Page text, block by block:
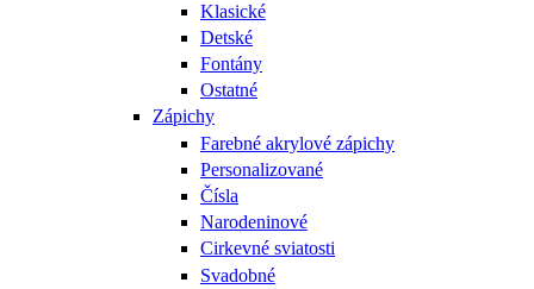
Klasické
Detské
Fontány
Ostatné
Zápichy
Farebné akrylové zápichy
Personalizované
Čísla
Narodeninové
Cirkevné sviatosti
Svadobné